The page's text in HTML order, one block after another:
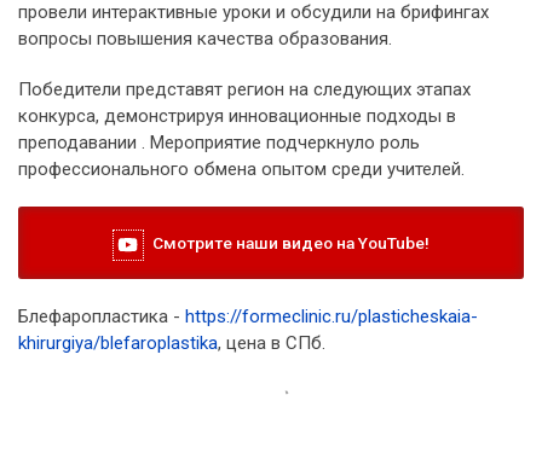
провели интерактивные уроки и обсудили на брифингах
вопросы повышения качества образования.
Победители представят регион на следующих этапах
конкурса, демонстрируя инновационные подходы в
преподавании . Мероприятие подчеркнуло роль
профессионального обмена опытом среди учителей.
Смотрите наши видео на YouTube!
Блефаропластика - https://formeclinic.ru/plasticheskaia-
khirurgiya/blefaroplastika, цена в СПб.